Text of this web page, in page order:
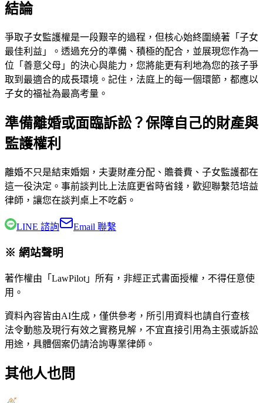
結論
爭取子女監護權是一段艱辛的過程，但核心始終圍繞著「子女
最佳利益」。透過充分的準備、積極的配合，並展現您作為一
位「善意父母」的決心與能力，您將能更有利地為您的孩子爭
取到最適合的成長環境。記住，法庭上的每一個環節，都應以
子女的福祉為最高考量。
準備離婚或面臨訴訟？保障自己的財產與
監護權利
離婚不只是結束婚姻，夫妻財產分配、贍養費、子女監護都在
這一役決定。事前談判比上法庭更省時省錢，歡迎聯繫范培益
律師 ，讓您在談判桌上不吃虧。
LINE 諮詢 Email 聯繫
※ 網站聲明
著作權由「LawPilot」所有，非經正式書面授權，不得任意使
用。
資料內容皆由AI生成，僅供參考，所引用資料也請自行查核
法令動態及現行有效之實務見解，不宜直接引用為主張或訴訟
用途，具體個案仍請洽詢專業律師。
其他人也問